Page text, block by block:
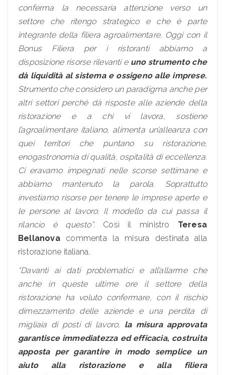
conferma la necessaria attenzione verso un
settore che ritengo strategico e che è parte
integrante della filiera agroalimentare. Oggi con il
Bonus Filiera per i ristoranti abbiamo a
disposizione risorse rilevanti e uno strumento che
dà liquidità al sistema e ossigeno alle imprese.
Strumento che considero un paradigma anche per
altri settori perché dà risposte alle aziende della
ristorazione e a chi vi lavora, sostiene
l’agroalimentare italiano, alimenta un’alleanza con
quei territori che puntano su ristorazione,
enogastronomia di qualità, ospitalità di eccellenza.
Ci eravamo impegnati nelle scorse settimane e
abbiamo mantenuto la parola. Soprattutto
investiamo risorse per tenere le imprese aperte e
le persone al lavoro. Il modello da cui passa il
rilancio è questo”.Così il ministro Teresa
Bellanovacommenta la misura destinata alla
ristorazione italiana.
“Davanti ai dati problematici e all’allarme che
anche in queste ultime ore il settore della
ristorazione ha voluto confermare, con il rischio
dimezzamento delle aziende e una perdita di
migliaia di posti di lavoro, la misura approvata
garantisce immediatezza ed efficacia, costruita
apposta per garantire in modo semplice un
aiuto alla ristorazione e alla filiera